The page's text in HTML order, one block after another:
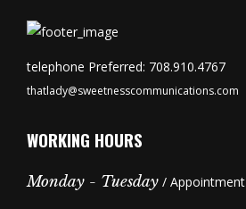
telephone Preferred: 708.910.4767
thatlady@sweetnesscommunications.com
WORKING HOURS
Monday - Tuesday / Appointment